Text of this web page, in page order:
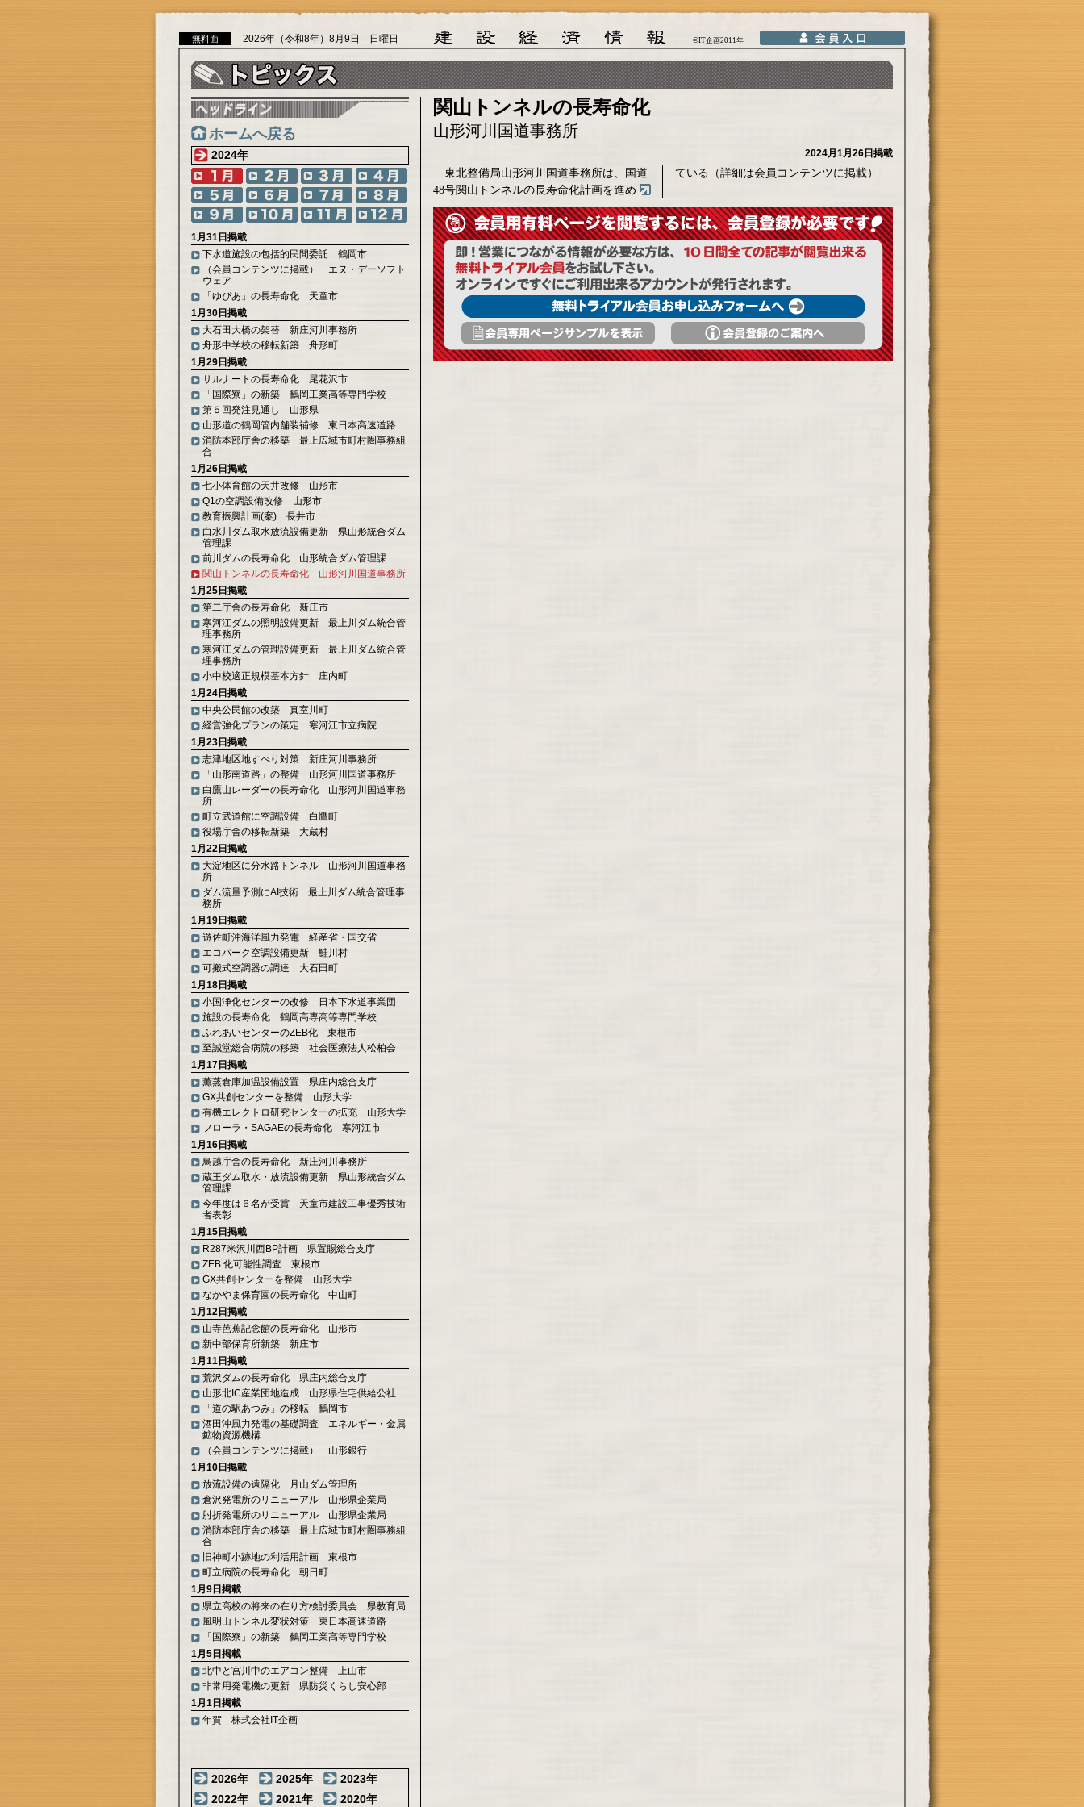
無料面 2026年（令和8年）8月9日 日曜日 ©IT企画2011年
ホームへ戻る
2024年
1月31日掲載
下水道施設の包括的民間委託 鶴岡市
（会員コンテンツに掲載） エヌ・デーソフト
ウェア
「ゆぴあ」の長寿命化 天童市
1月30日掲載
大石田大橋の架替 新庄河川事務所
舟形中学校の移転新築 舟形町
1月29日掲載
サルナートの長寿命化 尾花沢市
「国際寮」の新築 鶴岡工業高等専門学校
第５回発注見通し 山形県
山形道の鶴岡管内舗装補修 東日本高速道路
消防本部庁舎の移築 最上広域市町村圏事務組
合
1月26日掲載
七小体育館の天井改修 山形市
Q1の空調設備改修 山形市
教育振興計画(案) 長井市
白水川ダム取水放流設備更新 県山形統合ダム
管理課
前川ダムの長寿命化 山形統合ダム管理課
関山トンネルの長寿命化 山形河川国道事務所
1月25日掲載
第二庁舎の長寿命化 新庄市
寒河江ダムの照明設備更新 最上川ダム統合管
理事務所
寒河江ダムの管理設備更新 最上川ダム統合管
理事務所
小中校適正規模基本方針 庄内町
1月24日掲載
中央公民館の改築 真室川町
経営強化プランの策定 寒河江市立病院
1月23日掲載
志津地区地すべり対策 新庄河川事務所
「山形南道路」の整備 山形河川国道事務所
白鷹山レーダーの長寿命化 山形河川国道事務
所
町立武道館に空調設備 白鷹町
役場庁舎の移転新築 大蔵村
1月22日掲載
大淀地区に分水路トンネル 山形河川国道事務
所
ダム流量予測にAI技術 最上川ダム統合管理事
務所
1月19日掲載
遊佐町沖海洋風力発電 経産省・国交省
エコパーク空調設備更新 鮭川村
可搬式空調器の調達 大石田町
1月18日掲載
小国浄化センターの改修 日本下水道事業団
施設の長寿命化 鶴岡高専高等専門学校
ふれあいセンターのZEB化 東根市
至誠堂総合病院の移築 社会医療法人松柏会
1月17日掲載
薫蒸倉庫加温設備設置 県庄内総合支庁
GX共創センターを整備 山形大学
有機エレクトロ研究センターの拡充 山形大学
フローラ・SAGAEの長寿命化 寒河江市
1月16日掲載
鳥越庁舎の長寿命化 新庄河川事務所
蔵王ダム取水・放流設備更新 県山形統合ダム
管理課
今年度は６名が受賞 天童市建設工事優秀技術
者表彰
1月15日掲載
R287米沢川西BP計画 県置賜総合支庁
ZEB 化可能性調査 東根市
GX共創センターを整備 山形大学
なかやま保育園の長寿命化 中山町
1月12日掲載
山寺芭蕉記念館の長寿命化 山形市
新中部保育所新築 新庄市
1月11日掲載
荒沢ダムの長寿命化 県庄内総合支庁
山形北IC産業団地造成 山形県住宅供給公社
「道の駅あつみ」の移転 鶴岡市
酒田沖風力発電の基礎調査 エネルギー・金属
鉱物資源機構
（会員コンテンツに掲載） 山形銀行
1月10日掲載
放流設備の遠隔化 月山ダム管理所
倉沢発電所のリニューアル 山形県企業局
肘折発電所のリニューアル 山形県企業局
消防本部庁舎の移築 最上広域市町村圏事務組
合
旧神町小跡地の利活用計画 東根市
町立病院の長寿命化 朝日町
1月9日掲載
県立高校の将来の在り方検討委員会 県教育局
風明山トンネル変状対策 東日本高速道路
「国際寮」の新築 鶴岡工業高等専門学校
1月5日掲載
北中と宮川中のエアコン整備 上山市
非常用発電機の更新 県防災くらし安心部
1月1日掲載
年賀 株式会社IT企画
2026年 2025年
2023年
2022年
2021年 2020年
関山トンネルの長寿命化
山形河川国道事務所
2024月1月26日掲載
東北整備局山形河川国道事務所は、国道
48号関山トンネルの長寿命化計画を進め
ている（詳細は会員コンテンツに掲載）